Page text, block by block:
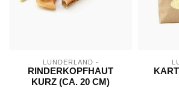
LUNDERLAND -
RINDERKOPFHAUT
KURZ (CA. 20 CM)